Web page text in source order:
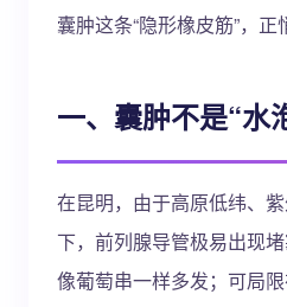
囊肿这条“隐形橡皮筋”，正
一、囊肿不是“水
在昆明，由于高原低纬、
下，前列腺导管极易出现
像葡萄串一样多发；可局